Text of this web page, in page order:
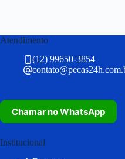
Atendimento
(12) 99650-3854
Chamar no WhatsApp
Institucional